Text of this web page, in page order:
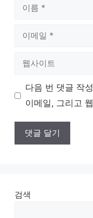
트
다음 번 댓글 작
이메일, 그리고
검색